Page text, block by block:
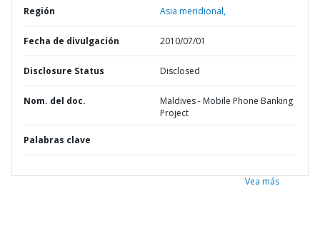
Región Asia meridional,
Fecha de divulgación 2010/07/01
Disclosure Status Disclosed
Nom. del doc.
Maldives - Mobile Phone Banking
Project
Palabras clave
Vea más